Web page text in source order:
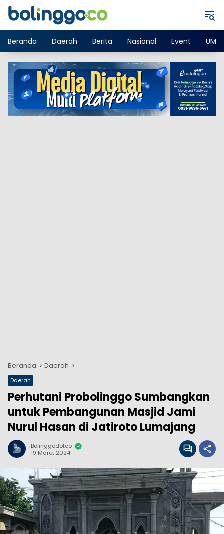
Langsung
Beranda
Daerah Berita Nasional Event
Beranda Daerah
Daerah
Perhutani Probolinggo Sumbangkan
untuk Pembangunan Masjid Jami
Nurul Hasan di Jatiroto Lumajang
Bolinggodotco
19 Maret 2024